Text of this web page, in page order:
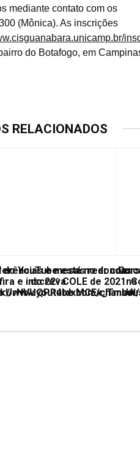
mediante contato com os
(Mônica). As inscrições
do Botafogo, em
RELACIONADOS
e mesas redondas
e inscreva
do YouTube está no ar com
do 22º COLE de 2021.
www.youtube.com/channel/
na